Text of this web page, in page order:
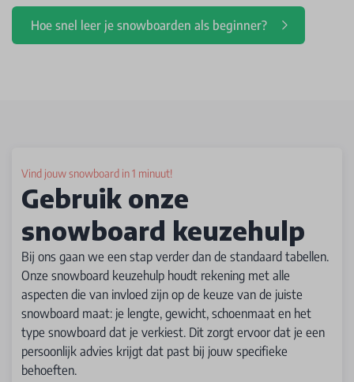
Hoe snel leer je snowboarden als beginner?
Vind jouw snowboard in 1 minuut!
Gebruik onze
snowboard keuzehulp
Bij ons gaan we een stap verder dan de standaard tabellen.
Onze snowboard keuzehulp houdt rekening met alle
aspecten die van invloed zijn op de keuze van de juiste
snowboard maat: je lengte, gewicht, schoenmaat en het
type snowboard dat je verkiest. Dit zorgt ervoor dat je een
persoonlijk advies krijgt dat past bij jouw specifieke
behoeften.